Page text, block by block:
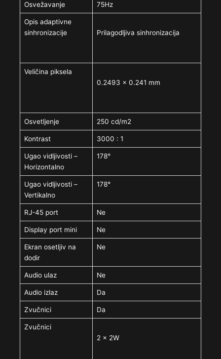
Osvežavanje 75Hz
Opis adaptivne
sinhronizacije
Prilagodljiva sinhronizacija
Veličina piksela
0.2493 x 0.241 mm
Osvetljenje 250 cd/m2
Kontrast 3000 : 1
Ugao vidljivosti –
Horizontalno
178°
Ugao vidljivosti –
Vertikalno
178°
RJ-45 port Ne
Display port mini Ne
Ekran osetljiv na
dodir
Ne
Audio ulaz Ne
Audio izlaz Da
Zvučnici Da
Zvučnici
2 x 2W